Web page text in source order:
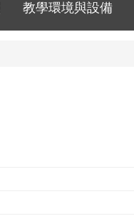
教學環境與設備